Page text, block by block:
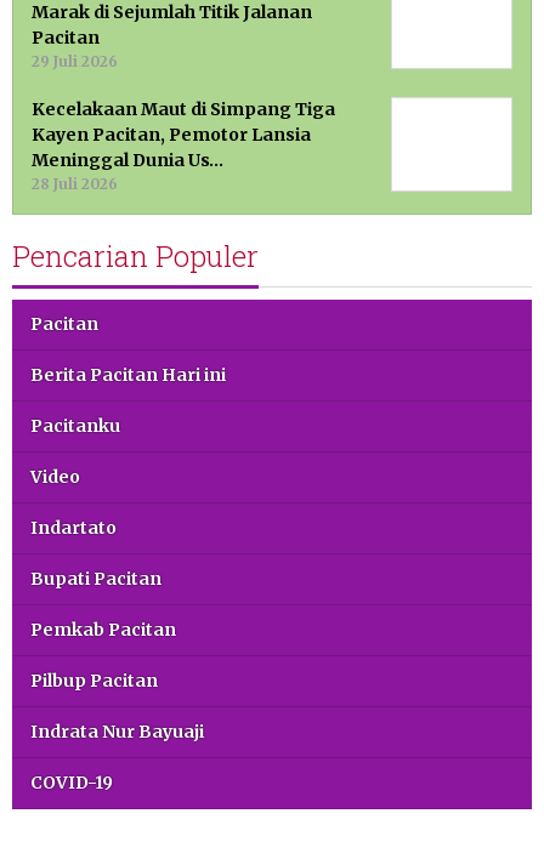
Marak di Sejumlah Titik Jalanan
Pacitan
29 Juli 2026
Kecelakaan Maut di Simpang Tiga
Kayen Pacitan, Pemotor Lansia
Meninggal Dunia Us…
28 Juli 2026
Pencarian Populer
Pacitan
Berita Pacitan Hari ini
Pacitanku
Video
Indartato
Bupati Pacitan
Pemkab Pacitan
Pilbup Pacitan
Indrata Nur Bayuaji
COVID-19